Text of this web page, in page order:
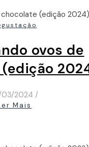
ovos de
03/2024 /
Mais